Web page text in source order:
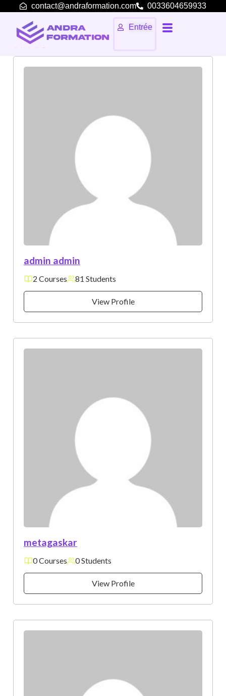
contact@andraformation.com 0033604659933
Entrée
admin admin
2 Courses 81 Students
View Profile
metagaskar
0 Courses 0 Students
View Profile